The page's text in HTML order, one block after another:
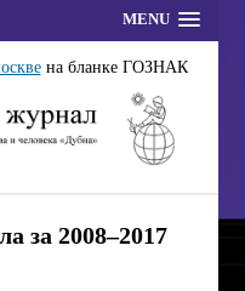
MENU
на бланке ГОЗНАК
за 2008–2017